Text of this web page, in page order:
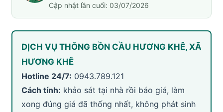
Cập nhật lần cuối: 03/07/2026
DỊCH VỤ THÔNG BỒN CẦU HƯƠNG KHÊ, XÃ
HƯƠNG KHÊ
Hotline 24/7: 0943.789.121
Cách tính: khảo sát tại nhà rồi báo giá, làm
xong đúng giá đã thống nhất, không phát sinh